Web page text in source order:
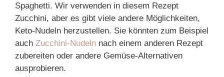
Spaghetti. Wir verwenden in diesem Rezept
Zucchini, aber es gibt viele andere Möglichkeiten,
Keto-Nudeln herzustellen. Sie könnten zum Beispiel
auch Zucchini-Nudeln nach einem anderen Rezept
zubereiten oder andere Gemüse-Alternativen
ausprobieren.